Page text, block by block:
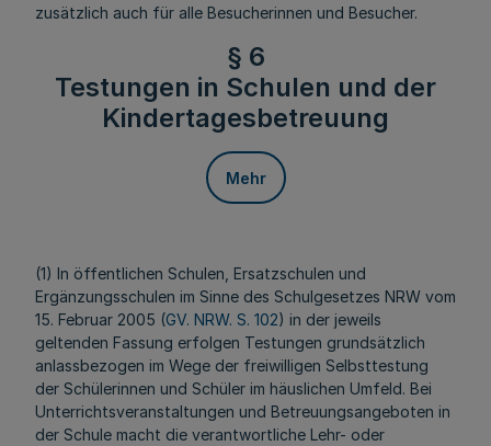
zusätzlich auch für alle Besucherinnen und Besucher.
§ 6
Testungen in Schulen und der
Kindertagesbetreuung
Mehr
(1) In öffentlichen Schulen, Ersatzschulen und
Ergänzungsschulen im Sinne des Schulgesetzes NRW vom
15. Februar 2005 (GV. NRW. S. 102) in der jeweils
geltenden Fassung erfolgen Testungen grundsätzlich
anlassbezogen im Wege der freiwilligen Selbsttestung
der Schülerinnen und Schüler im häuslichen Umfeld. Bei
Unterrichtsveranstaltungen und Betreuungsangeboten in
der Schule macht die verantwortliche Lehr- oder